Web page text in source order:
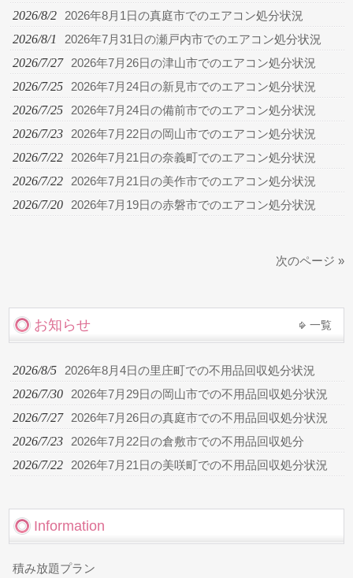
2026/8/2 2026年8月1日の真庭市でのエアコン処分状況
2026/8/1 2026年7月31日の瀬戸内市でのエアコン処分状況
2026/7/27 2026年7月26日の津山市でのエアコン処分状況
2026/7/25 2026年7月24日の新見市でのエアコン処分状況
2026/7/25 2026年7月24日の備前市でのエアコン処分状況
2026/7/23 2026年7月22日の岡山市でのエアコン処分状況
2026/7/22 2026年7月21日の奈義町でのエアコン処分状況
2026/7/22 2026年7月21日の美作市でのエアコン処分状況
2026/7/20 2026年7月19日の赤磐市でのエアコン処分状況
次のページ »
お知らせ 一覧
2026/8/5 2026年8月4日の里庄町での不用品回収処分状況
2026/7/30 2026年7月29日の岡山市での不用品回収処分状況
2026/7/27 2026年7月26日の真庭市での不用品回収処分状況
2026/7/23 2026年7月22日の倉敷市での不用品回収処分
2026/7/22 2026年7月21日の美咲町での不用品回収処分状況
Information
積み放題プラン